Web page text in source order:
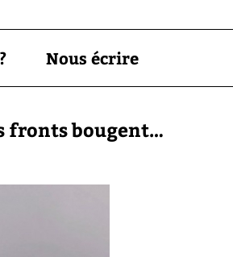
Nous écrire
fronts bougent…